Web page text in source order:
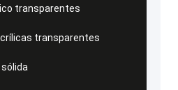
transparentes
transparentes